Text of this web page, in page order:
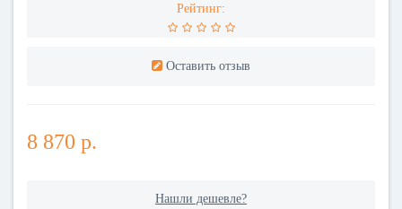
Рейтинг:
Оставить отзыв
8 870 р.
Нашли дешевле?